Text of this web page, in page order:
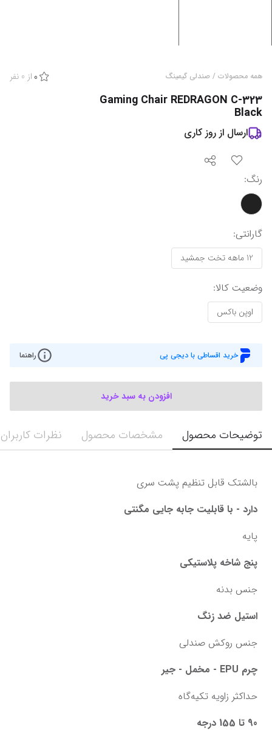
همه محصولات / صندلی گیمینگ 0 از 0 نفر
Gaming Chair REDRAGON C-323
Black
ارسال از روز کاری
رنگ:
گارانتی‌:
12 ماهه تخت جمشید
وضعیت کالا:
اوپن باکس
خرید اقساطی با دیجی پی راهنما
افزودن به سبد خرید
توضیحات محصول مشخصات محصول نظرات کاربران
بالشتک قابل تنظیم پشت سری
دارد - با قابلیت جابه جایی مگنتی
پایه
پنج شاخه پلاستیکی
جنس بدنه
استیل ضد زنگ
جنس روکش صندلی
چرم EPU - مخمل - جیر
حداکثر زاویه تکیه‌گاه
90 تا 155 درجه